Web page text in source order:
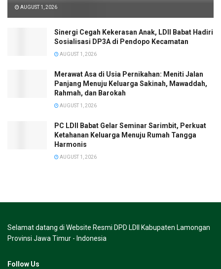
AUGUST 1, 2026
Sinergi Cegah Kekerasan Anak, LDII Babat Hadiri
Sosialisasi DP3A di Pendopo Kecamatan
AUGUST 1, 2026
Merawat Asa di Usia Pernikahan: Meniti Jalan
Panjang Menuju Keluarga Sakinah, Mawaddah,
Rahmah, dan Barokah
AUGUST 1, 2026
PC LDII Babat Gelar Seminar Sarimbit, Perkuat
Ketahanan Keluarga Menuju Rumah Tangga
Harmonis
AUGUST 1, 2026
Selamat datang di Website Resmi DPD LDII Kabupaten Lamongan
Provinsi Jawa Timur - Indonesia
Follow Us